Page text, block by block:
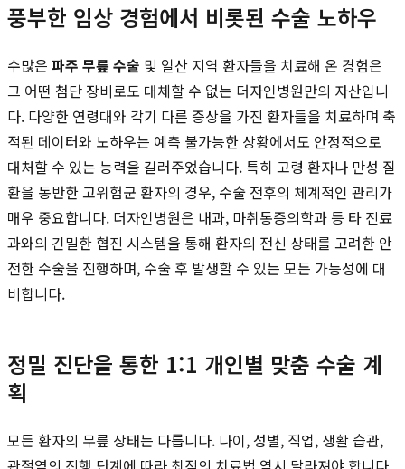
풍부한 임상 경험에서 비롯된 수술 노하우
수많은 파주 무릎 수술 및 일산 지역 환자들을 치료해 온 경험은
그 어떤 첨단 장비로도 대체할 수 없는 더자인병원만의 자산입니
다. 다양한 연령대와 각기 다른 증상을 가진 환자들을 치료하며 축
적된 데이터와 노하우는 예측 불가능한 상황에서도 안정적으로
대처할 수 있는 능력을 길러주었습니다. 특히 고령 환자나 만성 질
환을 동반한 고위험군 환자의 경우, 수술 전후의 체계적인 관리가
매우 중요합니다. 더자인병원은 내과, 마취통증의학과 등 타 진료
과와의 긴밀한 협진 시스템을 통해 환자의 전신 상태를 고려한 안
전한 수술을 진행하며, 수술 후 발생할 수 있는 모든 가능성에 대
비합니다.
정밀 진단을 통한 1:1 개인별 맞춤 수술 계
획
모든 환자의 무릎 상태는 다릅니다. 나이, 성별, 직업, 생활 습관,